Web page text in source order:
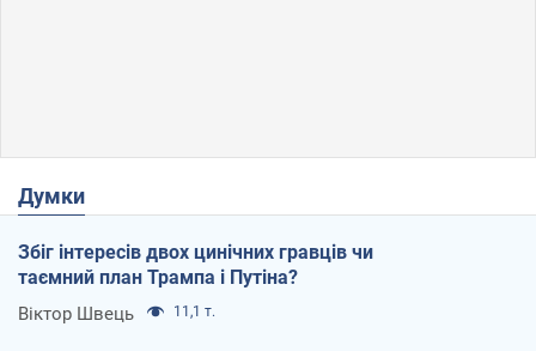
Думки
Збіг інтересів двох цинічних гравців чи
таємний план Трампа і Путіна?
Віктор Швець 11,1 т.